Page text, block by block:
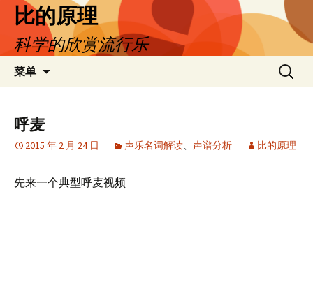
文
比的原理
科学的欣赏流行乐
菜单
搜
索：
呼麦
2015 年 2 月 24 日 声乐名词解读、 声谱分析 比的原理
先来一个典型呼麦视频